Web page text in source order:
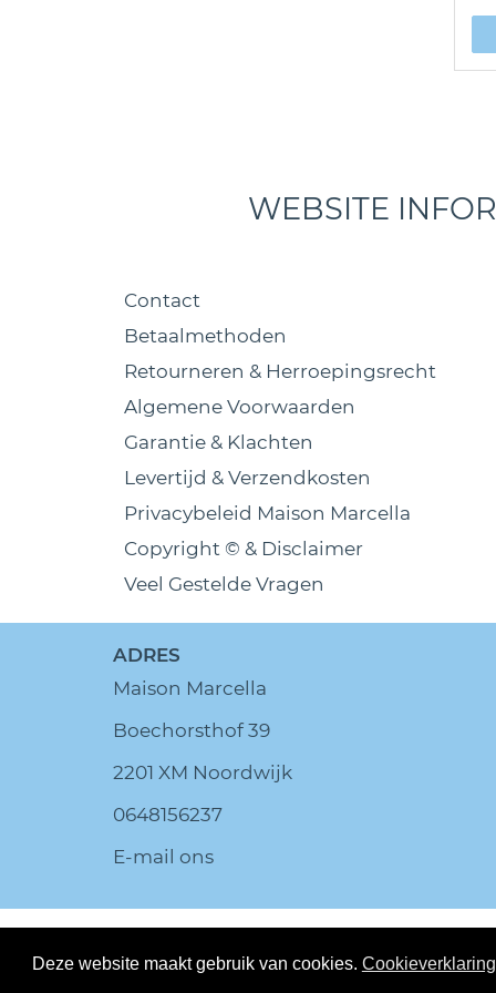
Deze website maakt gebruik van cookies. Cookieverklaring
WEBSITE
Contact
Betaalmethoden
Retourneren & Herroepingsrecht
Algemene Voorwaarden
Garantie & Klachten
Levertijd & Verzendkosten
Privacybeleid Maison Marcella
Copyright © & Disclaimer
Veel Gestelde Vragen
ADRES
Maison Marcella
Boechorsthof 39
2201 XM Noordwijk
0648156237
E-mail ons
©